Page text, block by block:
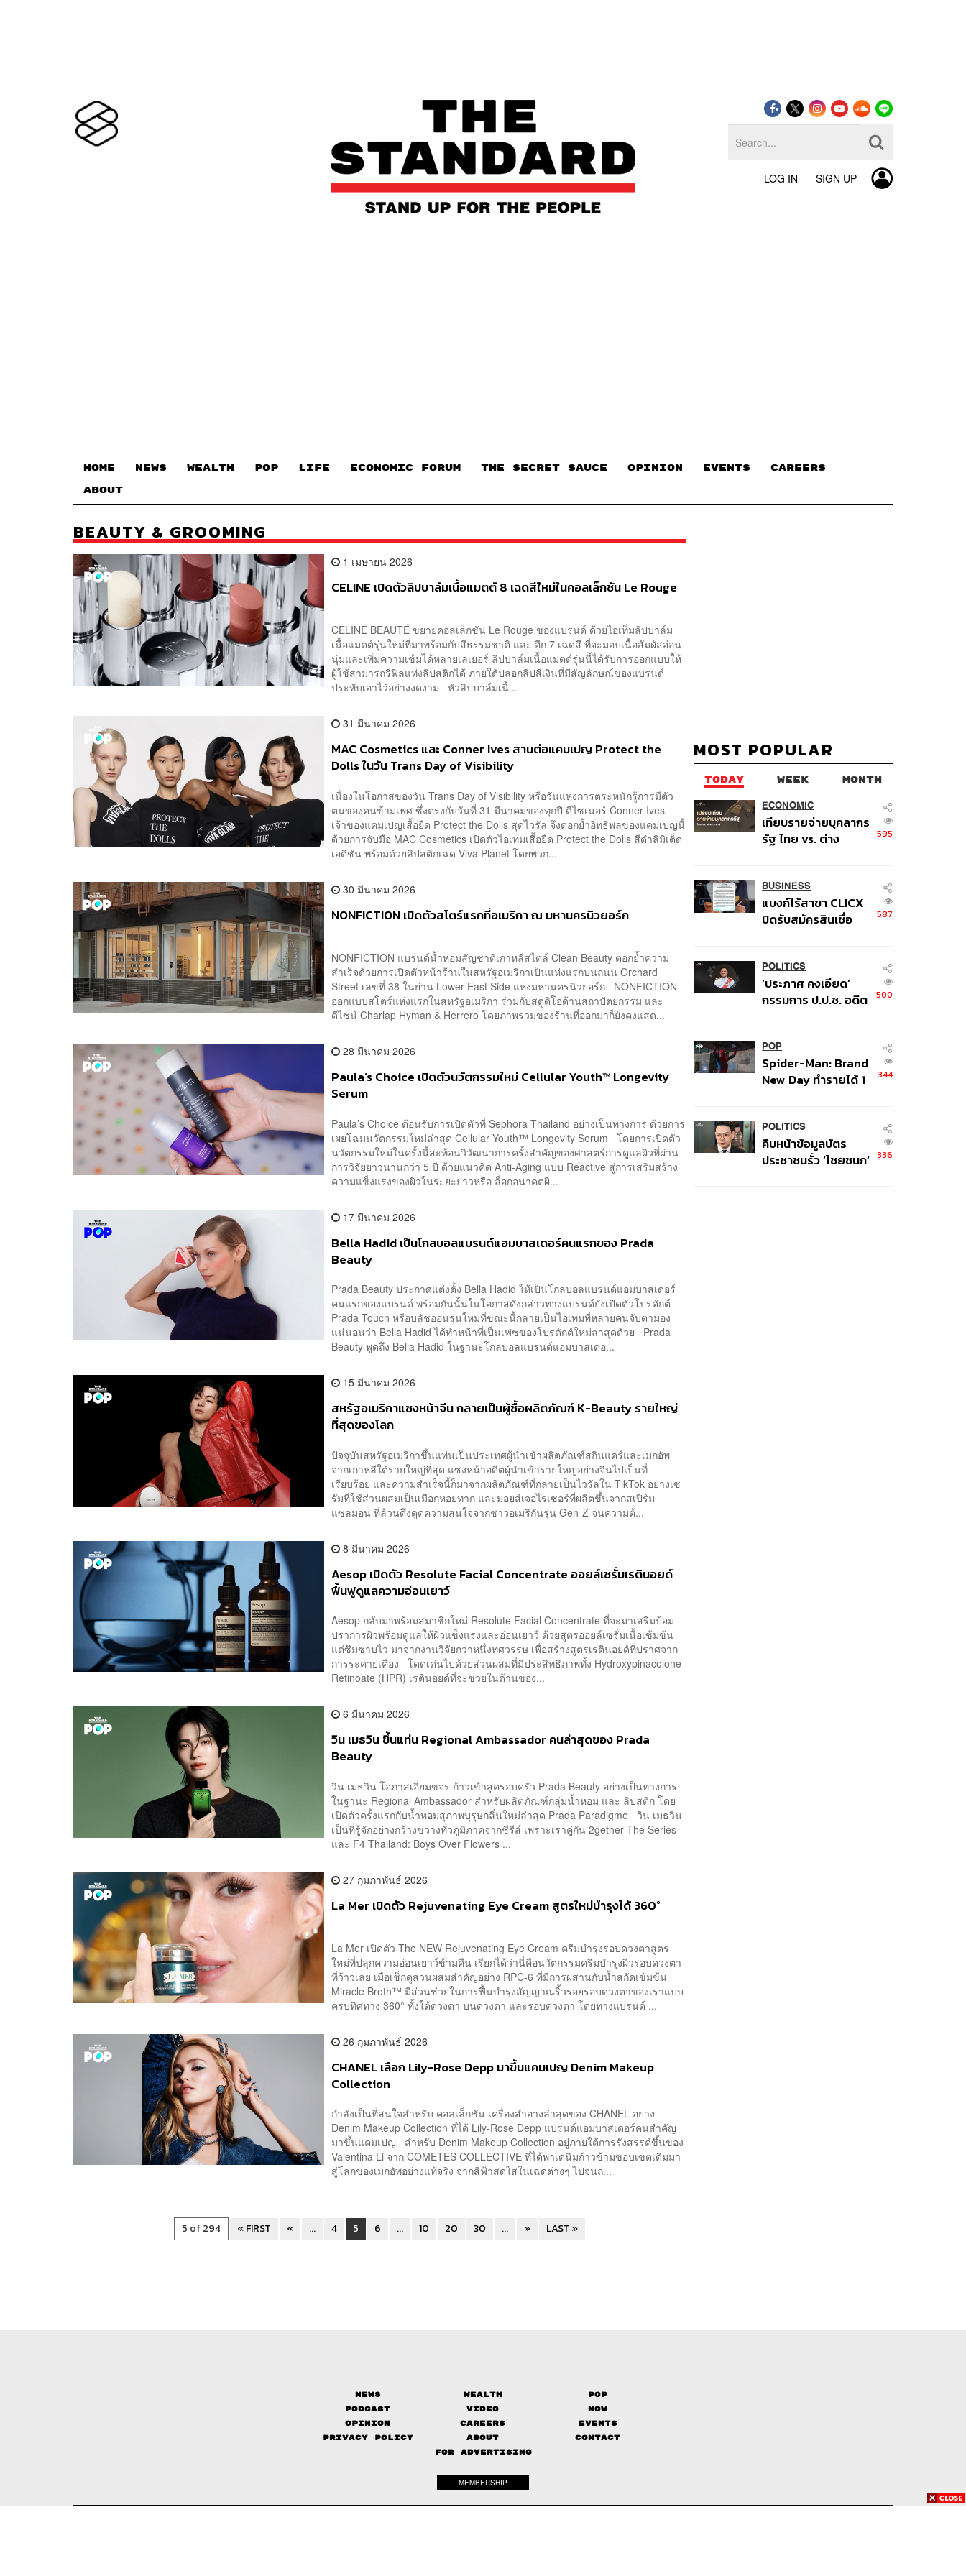
LOG IN SIGN UP
HOME NEWS WEALTH POP LIFE ECONOMIC FORUM THE SECRET SAUCE​ OPINION EVENTS CAREERS
ABOUT
BEAUTY & GROOMING
1 เมษายน 2026
CELINE เปิดตัวลิปบาล์มเนื้อแมตต์ 8 เฉดสีใหม่ในคอลเล็กชัน Le Rouge
CELINE BEAUTÉ ขยายคอลเล็กชัน Le Rouge ของแบรนด์ ด้วยไอเท็มลิปบาล์ม
เนื้อแมตต์รุ่นใหม่ที่มาพร้อมกับสีธรรมชาติ และ อีก 7 เฉดสี ที่จะมอบเนื้อสัมผัสอ่อน
นุ่มและเพิ่มความเข้มได้หลายเลเยอร์ ลิปบาล์มเนื้อแมตต์รุ่นนี้ได้รับการออกแบบให้
ผู้ใช้สามารถรีฟิลแท่งลิปสติกได้ ภายใต้ปลอกลิปสีเงินที่มีสัญลักษณ์ของแบรนด์
ประทับเอาไว้อย่างงดงาม หัวลิปบาล์มเนื้...
31 มีนาคม 2026
MAC Cosmetics และ Conner Ives สานต่อแคมเปญ Protect the
Dolls ในวัน Trans Day of Visibility
เนื่องในโอกาสของวัน Trans Day of Visibility หรือวันแห่งการตระหนักรู้การมีตัว
ตนของคนข้ามเพศ ซึ่งตรงกับวันที่ 31 มีนาคมของทุกปี ดีไซเนอร์ Conner Ives
เจ้าของแคมเปญเสื้อยืด Protect the Dolls สุดไวรัล จึงตอกย้ำอิทธิพลของแคมเปญนี้
ด้วยการจับมือ MAC Cosmetics เปิดตัวไอเทมเสื้อยืด Protect the Dolls สีดำลิมิเต็ด
เอดิชัน พร้อมด้วยลิปสติกเฉด Viva Planet โดยพวก...
30 มีนาคม 2026
NONFICTION เปิดตัวสโตร์แรกที่อเมริกา ณ มหานครนิวยอร์ก
NONFICTION แบรนด์น้ำหอมสัญชาติเกาหลีสไตล์ Clean Beauty ตอกย้ำความ
สำเร็จด้วยการเปิดตัวหน้าร้านในสหรัฐอเมริกาเป็นแห่งแรกบนถนน Orchard
Street เลขที่ 38 ในย่าน Lower East Side แห่งมหานครนิวยอร์ก NONFICTION
ออกแบบสโตร์แห่งแรกในสหรัฐอเมริกา ร่วมกับสตูดิโอด้านสถาปัตยกรรม และ
ดีไซน์ Charlap Hyman & Herrero โดยภาพรวมของร้านที่ออกมาก็ยังคงแสด...
28 มีนาคม 2026
Paula’s Choice เปิดตัวนวัตกรรมใหม่ Cellular Youth™ Longevity
Serum
Paula’s Choice ต้อนรับการเปิดตัวที่ Sephora Thailand อย่างเป็นทางการ ด้วยการ
เผยโฉมนวัตกรรมใหม่ล่าสุด Cellular Youth™ Longevity Serum โดยการเปิดตัว
นวัตกรรมใหม่ในครั้งนี้สะท้อนวิวัฒนาการครั้งสำคัญของศาสตร์การดูแลผิวที่ผ่าน
การวิจัยยาวนานกว่า 5 ปี ด้วยแนวคิด Anti-Aging แบบ Reactive สู่การเสริมสร้าง
ความแข็งแรงของผิวในระยะยาวหรือ ล็อกอนาคตผิ...
17 มีนาคม 2026
Bella Hadid เป็นโกลบอลแบรนด์แอมบาสเดอร์คนแรกของ Prada
Beauty
Prada Beauty ประกาศแต่งตั้ง Bella Hadid ให้เป็นโกลบอลแบรนด์แอมบาสเดอร์
คนแรกของแบรนด์ พร้อมกันนั้นในโอกาสดังกล่าวทางแบรนด์ยังเปิดตัวโปรดักต์
Prada Touch หรือบลัชออนรุ่นใหม่ที่ขณะนี้กลายเป็นไอเทมที่หลายคนจับตามอง
แน่นอนว่า Bella Hadid ได้ทำหน้าที่เป็นเฟซของโปรดักต์ใหม่ล่าสุดด้วย Prada
Beauty พูดถึง Bella Hadid ในฐานะโกลบอลแบรนด์แอมบาสเดอ...
15 มีนาคม 2026
สหรัฐอเมริกาแซงหน้าจีน กลายเป็นผู้ซื้อผลิตภัณฑ์ K-Beauty รายใหญ่
ที่สุดของโลก
ปัจจุบันสหรัฐอเมริกาขึ้นแท่นเป็นประเทศผู้นำเข้าผลิตภัณฑ์สกินแคร์และเมกอัพ
จากเกาหลีใต้รายใหญ่ที่สุด แซงหน้าอดีตผู้นำเข้ารายใหญ่อย่างจีนไปเป็นที่
เรียบร้อย และความสำเร็จนี้ก็มาจากผลิตภัณฑ์ที่กลายเป็นไวรัลใน TikTok อย่างเซ
รัมที่ใช้ส่วนผสมเป็นเมือกหอยทาก และมอยส์เจอไรเซอร์ที่ผลิตขึ้นจากสเปิร์ม
แซลมอน ที่ล้วนดึงดูดความสนใจจากชาวอเมริกันรุ่น Gen-Z จนความต้...
8 มีนาคม 2026
Aesop เปิดตัว Resolute Facial Concentrate ออยล์เซรั่มเรตินอยด์
ฟื้นฟูดูแลความอ่อนเยาว์
Aesop กลับมาพร้อมสมาชิกใหม่ Resolute Facial Concentrate ที่จะมาเสริมป้อม
ปราการผิวพร้อมดูแลให้ผิวแข็งแรงและอ่อนเยาว์ ด้วยสูตรออยล์เซรั่มเนื้อเข้มข้น
แต่ซึมซาบไว มาจากงานวิจัยกว่าหนึ่งทศวรรษ เพื่อสร้างสูตรเรตินอยด์ที่ปราศจาก
การระคายเคือง โดดเด่นไปด้วยส่วนผสมที่มีประสิทธิภาพทั้ง Hydroxypinacolone
Retinoate (HPR) เรตินอยด์ที่จะช่วยในด้านของ...
6 มีนาคม 2026
วิน เมธวิน ขึ้นแท่น Regional Ambassador คนล่าสุดของ Prada
Beauty
วิน เมธวิน โอภาสเอี่ยมขจร ก้าวเข้าสู่ครอบครัว Prada Beauty อย่างเป็นทางการ
ในฐานะ Regional Ambassador สำหรับผลิตภัณฑ์กลุ่มน้ำหอม และ ลิปสติก โดย
เปิดตัวครั้งแรกกับน้ำหอมสุภาพบุรุษกลิ่นใหม่ล่าสุด Prada Paradigme วิน เมธวิน
เป็นที่รู้จักอย่างกว้างขวางทั่วภูมิภาคจากซีรีส์ เพราะเราคู่กัน 2gether The Series
และ F4 Thailand: Boys Over Flowers ...
27 กุมภาพันธ์ 2026
La Mer เปิดตัว Rejuvenating Eye Cream สูตรใหม่บำรุงได้ 360°
La Mer เปิดตัว The NEW Rejuvenating Eye Cream ครีมบำรุงรอบดวงตาสูตร
ใหม่ที่ปลุกความอ่อนเยาว์ข้ามคืน เรียกได้ว่านี่คือนวัตกรรมครีมบำรุงผิวรอบดวงตา
ที่ว้าวเลย เมื่อเช็กดูส่วนผสมสำคัญอย่าง RPC-6 ที่มีการผสานกับน้ำสกัดเข้มข้น
Miracle Broth™ มีส่วนช่วยในการฟื้นบำรุงสัญญาณริ้วรอยรอบดวงตาของเราแบบ
ครบทิศทาง 360° ทั้งใต้ดวงตา บนดวงตา และรอบดวงตา โดยทางแบรนด์ ...
26 กุมภาพันธ์ 2026
CHANEL เลือก Lily-Rose Depp มาขึ้นแคมเปญ Denim Makeup
Collection
กำลังเป็นที่สนใจสำหรับ คอลเล็กชัน เครื่องสำอางล่าสุดของ CHANEL อย่าง
Denim Makeup Collection ที่ได้ Lily-Rose Depp แบรนด์แอมบาสเดอร์คนสำคัญ
มาขึ้นแคมเปญ สำหรับ Denim Makeup Collection อยู่ภายใต้การรังสรรค์ขึ้นของ
Valentina Li จาก COMETES COLLECTIVE ที่ได้พาเดนิมก้าวข้ามขอบเขตเดิมมา
สู่โลกของเมกอัพอย่างแท้จริง จากสีฟ้าสดใสในเฉดต่างๆ ไปจนถ...
5 of 294 « FIRST « ... 4 5 6 ... 10 20 30 ... » LAST »
MOST POPULAR
TODAY WEEK MONTH
ECONOMIC
เทียบรายจ่ายบุคลากร
รัฐ ไทย vs. ต่าง
ไปกับข้าราชการเฉียด
40 บาท
595
BUSINESS
แบงก์ไร้สาขา CLICX
ปิดรับสมัครสินเชื่อ
เงินผิดวัตถุประสงค์-ให้
ข้อมูลเท็จ เตรียม
ดำเนินคดีเด็ดขาด
587
POLITICS
‘ประภาศ คงเอียด’
กรรมการ ป.ป.ช. อดีต
500
POP
Spider-Man: Brand
New Day ทำรายได้ 1
344
POLITICS
คืบหน้าข้อมูลบัตร
ประชาชนรั่ว ‘ไชยชนก’
336
News Wealth
Pop
Podcast
Video
Now
Opinion
Careers
Events
Privacy Policy
About
Contact
FOR ADVERTISING
MEMBERSHIP